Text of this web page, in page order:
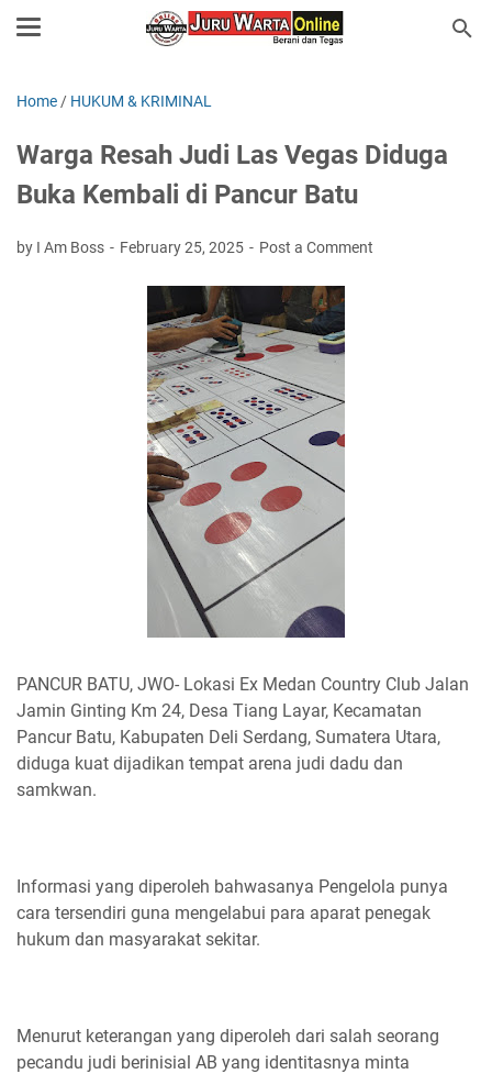
Home / HUKUM & KRIMINAL
Warga Resah Judi Las Vegas Diduga
Buka Kembali di Pancur Batu
by I Am Boss February 25, 2025 Post a Comment
PANCUR BATU, JWO- Lokasi Ex Medan Country Club Jalan
Jamin Ginting Km 24, Desa Tiang Layar, Kecamatan
Pancur Batu, Kabupaten Deli Serdang, Sumatera Utara,
diduga kuat dijadikan tempat arena judi dadu dan
samkwan.
Informasi yang diperoleh bahwasanya Pengelola punya
cara tersendiri guna mengelabui para aparat penegak
hukum dan masyarakat sekitar.
Menurut keterangan yang diperoleh dari salah seorang
pecandu judi berinisial AB yang identitasnya minta